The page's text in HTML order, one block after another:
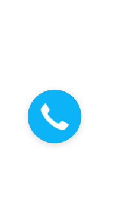
Закажите
звонок